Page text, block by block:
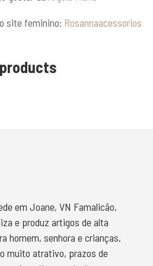
site feminino: Rosannaacessorios
em Joane, VN Famalicão,
e produz artigos de alta
homem, senhora e crianças,
muito atrativo, prazos de